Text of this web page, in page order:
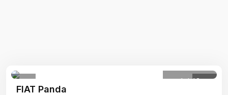
1 /13
FIAT Panda